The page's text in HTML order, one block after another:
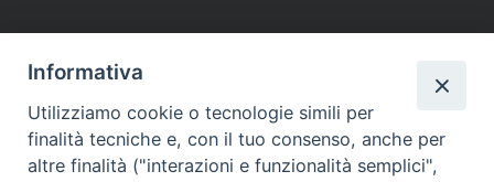
Homepage
Informativa
Utilizziamo cookie o tecnologie simili per
finalità tecniche e, con il tuo consenso, anche per
altre finalità ("interazioni e funzionalità semplici",